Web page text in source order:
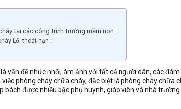
tại các công trình trường mầm non :
Lối thoát nạn :
vấn đề nhức nhối, ám ảnh với tất cả người dân, các
phòng cháy chữa cháy, đặc biệt là phòng cháy
bách được nhiều bậc phụ huynh, giáo viên và nhà